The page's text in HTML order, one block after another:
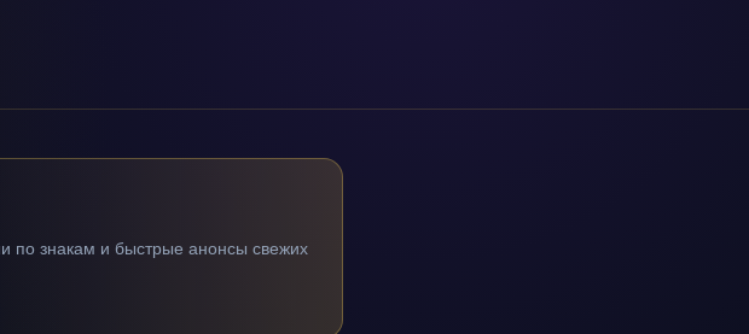
по знакам и быстрые анонсы свежих